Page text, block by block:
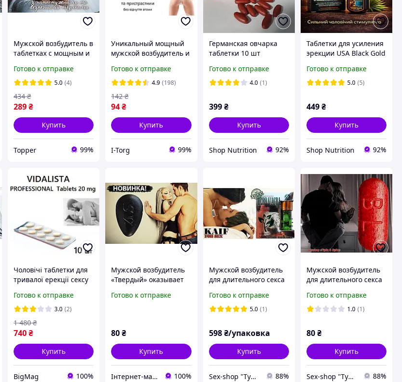
Мужской возбудитель в
таблетках с мощным и
Германская овчарка
Готово к отправке
5.0 (4)
289₴
434 ₴
Купить
Topper 99%
Уникальный мощный
мужской возбудитель и
таблетках Black200
Готово к отправке
4.9 (198)
94₴
142 ₴
Купить
I-Torg 99%
Германская овчарка
таблетки 10 шт
повышения потенции
в Украине.Мужской
Готово к отправке
4.0 (1)
399 ₴
Купить
Shop Nutrition 92%
Таблетки для усиления
эрекции USA Black Gold
возбудитель без
побочных эффектов и
Готово к отправке
5.0 (5)
449₴
Купить
Shop Nutrition 92%
Чоловічі таблетки для
тривалої ерекції сексу
чоловіків збільшення
потенції пеніса,
інтимні
Готово к отправке
3.0 (2)
740₴
1 480 ₴
Купить
BigMag 100%
Мужской возбудитель
«Твердый» оказывает
моментальный эффект
Готово к отправке
80₴
Купить
Інтернет-магазин "Амур" 100%
Мужской возбудитель
для длительного секса
сумасшедшую
выносливость в секс
Готово к отправке
5.0 (1)
598 ₴/упаковка
Купить
Sex-shop "Tyda & Syda" 88%
Мужской возбудитель
для длительного секса
безопасное средство
для повышения
Готово к отправке
1.0 (1)
80₴
Купить
Sex-shop "Tyda & Syda" 88%